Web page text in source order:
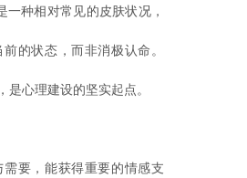
种相对常见的皮肤状况，
的状态，而非消极认命。
是心理建设的坚实起点。
要，能获得重要的情感支